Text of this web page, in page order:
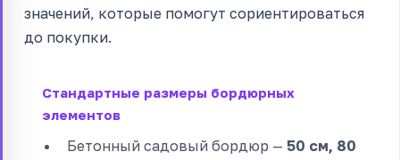
значений, которые помогут сориентироваться
до покупки.
Стандартные размеры бордюрных
элементов
Бетонный садовый бордюр — 50 см, 80